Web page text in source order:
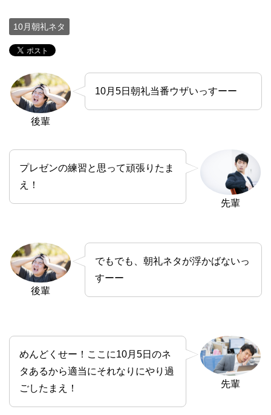
10月朝礼ネタ
後輩
10月5日朝礼当番ウザいっすーー
先輩
プレゼンの練習と思って頑張りたま
え！
後輩
でもでも、朝礼ネタが浮かばないっ
すーー
先輩
めんどくせー！ここに10月5日のネ
タあるから適当にそれなりにやり過
ごしたまえ！